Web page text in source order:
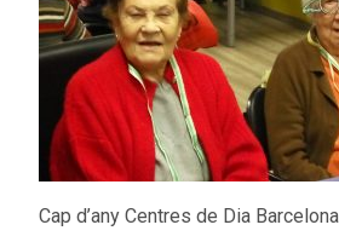
Blog
Cap d’any Centres de Dia Barcelona